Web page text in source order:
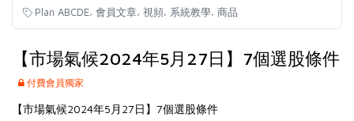
Plan ABCDE, 會員文章, 視頻, 系統教學, 商品
【市場氣候2024年5月27日】7個選股條件
付費會員獨家
【市場氣候2024年5月27日】7個選股條件